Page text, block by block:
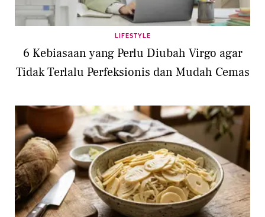
LIFESTYLE
6 Kebiasaan yang Perlu Diubah Virgo agar
Tidak Terlalu Perfeksionis dan Mudah Cemas